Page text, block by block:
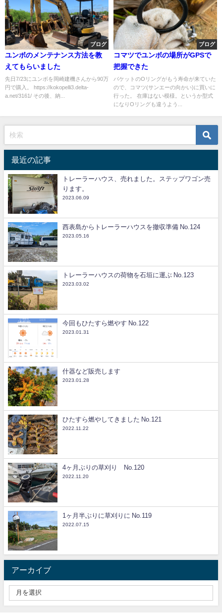
ブログ
ユンボのメンテナンス方法を教
えてもらいました
先日7/23にユンボを岡崎建機さんから90万
円で購入。 https://kokopelli3.delta-
a.net/3161/ その後、納...
ブログ
コマツでユンボの場所がGPSで
把握できた
バケットのOリングがもう寿命が来ていた
ので、コマツ(サンエーの向かい)に買いに
行った。 在庫はない模様。というか型式
になりOリングも違うよう...
最近の記事
トレーラーハウス、売れました。ステップワゴン売
ります。
2023.06.09
西表島からトレーラーハウスを撤収準備 No.124
2023.05.16
トレーラーハウスの荷物を石垣に運ぶ No.123
2023.03.02
今回もひたすら燃やす No.122
2023.01.31
什器など販売します
2023.01.28
ひたすら燃やしてきました No.121
2022.11.22
4ヶ月ぶりの草刈り No.120
2022.11.20
1ヶ月半ぶりに草刈りに No.119
2022.07.15
アーカイブ